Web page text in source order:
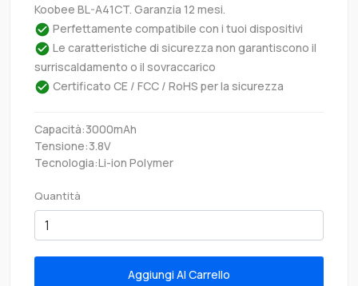
Koobee BL-A41CT. Garanzia 12 mesi.
Perfettamente compatibile con i tuoi dispositivi
Le caratteristiche di sicurezza non garantiscono il
surriscaldamento o il sovraccarico
Certificato CE / FCC / RoHS per la sicurezza
Capacità:3000mAh
Tensione:3.8V
Tecnologia:Li-ion Polymer
Quantità
Aggiungi Al Carrello